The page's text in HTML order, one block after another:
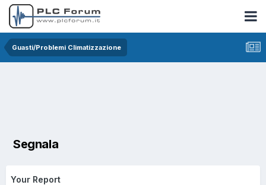
Guasti/Problemi Climatizzazione
Segnala
Your Report